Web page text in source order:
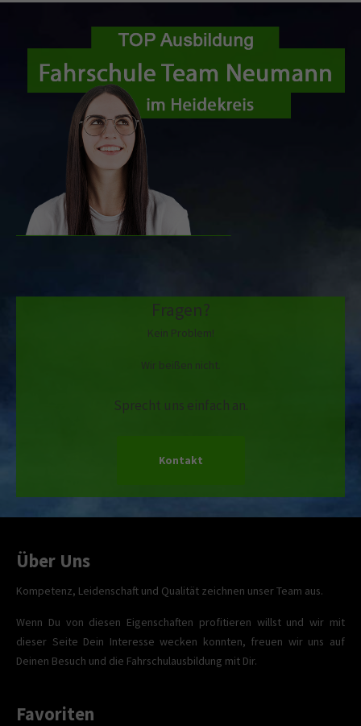
Fragen?
Kein Problem!
Wir beißen nicht.
Sprecht uns einfach an.
Kontakt
Über Uns
Kompetenz, Leidenschaft und Qualität zeichnen unser Team aus.
Wenn Du von diesen Eigenschaften profitieren willst und wir mit
dieser Seite Dein Interesse wecken konnten, freuen wir uns auf
Deinen Besuch und die Fahrschulausbildung mit Dir.
Favoriten